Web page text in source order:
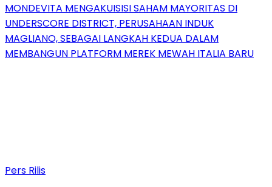
MONDEVITA MENGAKUISISI SAHAM MAYORITAS DI
UNDERSCORE DISTRICT, PERUSAHAAN INDUK
MAGLIANO, SEBAGAI LANGKAH KEDUA DALAM
MEMBANGUN PLATFORM MEREK MEWAH ITALIA BARU
Pers Rilis